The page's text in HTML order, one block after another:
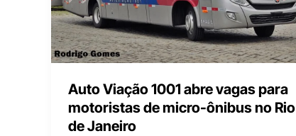
Auto Viação 1001 abre vagas para
motoristas de micro-ônibus no Rio
de Janeiro